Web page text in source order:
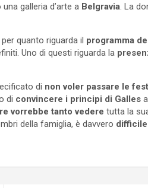
galleria d’arte a Belgravia . La
per quanto riguarda il programma
Uno di questi riguarda la
di non voler passare le
di convincere i principi di Galles
vorrebbe tanto vedere tutta la
della famiglia, è davvero